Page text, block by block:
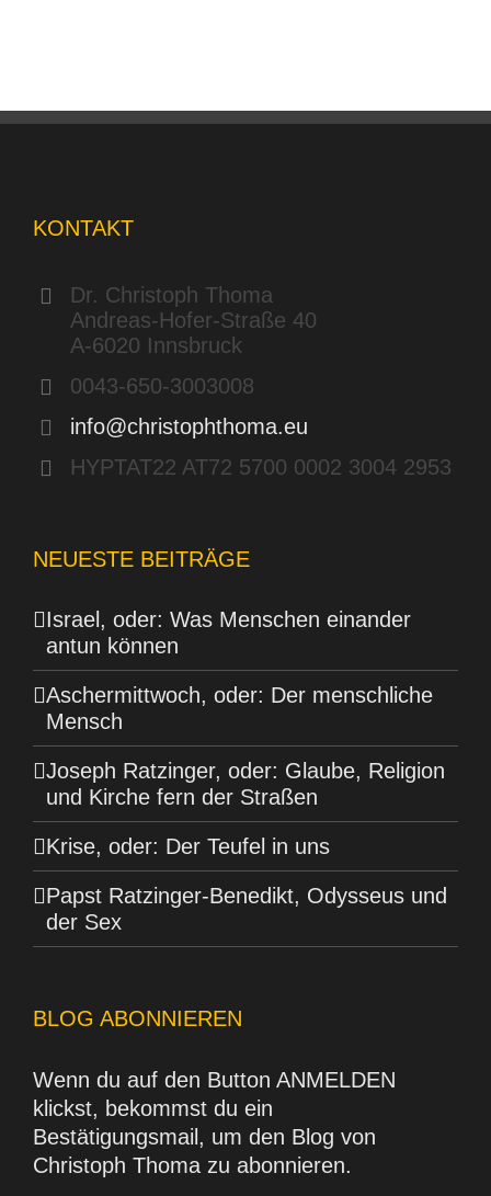
KONTAKT
Dr. Christoph Thoma
Andreas-Hofer-Straße 40
A-6020 Innsbruck
0043-650-3003008
info@christophthoma.eu
HYPTAT22 AT72 5700 0002 3004 2953
NEUESTE BEITRÄGE
Israel, oder: Was Menschen einander
antun können
Aschermittwoch, oder: Der menschliche
Mensch
Joseph Ratzinger, oder: Glaube, Religion
und Kirche fern der Straßen
Krise, oder: Der Teufel in uns
Papst Ratzinger-Benedikt, Odysseus und
der Sex
BLOG ABONNIEREN
Wenn du auf den Button ANMELDEN
klickst, bekommst du ein
Bestätigungsmail, um den Blog von
Christoph Thoma zu abonnieren.